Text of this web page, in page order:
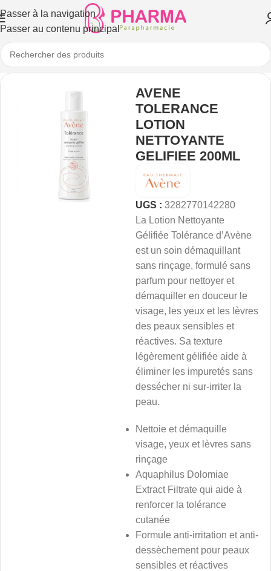
Passer à la navigation
Passer au contenu principal
AVENE
TOLERANCE
LOTION
NETTOYANTE
GELIFIEE 200ML
UGS : 3282770142280
La Lotion Nettoyante
Gélifiée Tolérance d’Avène
est un soin démaquillant
sans rinçage, formulé sans
parfum pour nettoyer et
démaquiller en douceur le
visage, les yeux et les lèvres
des peaux sensibles et
réactives. Sa texture
légèrement gélifiée aide à
éliminer les impuretés sans
dessécher ni sur-irriter la
peau.
Nettoie et démaquille
visage, yeux et lèvres sans
rinçage
Aquaphilus Dolomiae
Extract Filtrate qui aide à
renforcer la tolérance
cutanée
Formule anti-irritation et anti-
dessèchement pour peaux
sensibles et réactives